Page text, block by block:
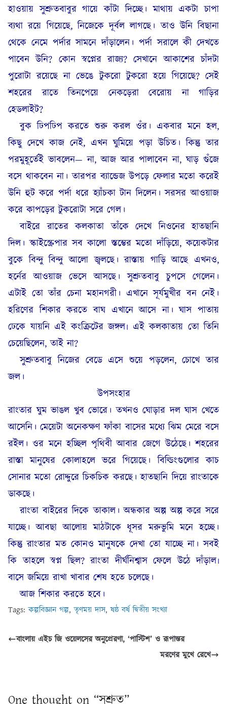
হাওয়ায় সুশ্রুতবাবুর গায়ে কাঁটা দিচ্ছে। মাথায় একটা চাপা
ব্যথা রয়ে গিয়েছে, নিজেকে দূর্বল লাগছে। তাও উনি বিছানা
থেকে নেমে পর্দার সামনে দাঁড়ালেন। পর্দা সরালে কী দেখতে
পাবেন উনি? কোন স্বপ্নের রাজ্য? সেখানে আকাশের চাঁদটা
পুরোটা রয়েছে না ভেঙে টুকরো টুকরো হয়ে গিয়েছে? সেই
শহরের রাতে তিনপেয়ে নেকড়েরা বেরোয় না গাড়ির
হেডলাইট?
বুক ঢিপঢিপ করতে শুরু করল ওঁর। একবার মনে হল,
কিছু দেখে কাজ নেই, এখন ঘুমিয়ে পড়া উচিত। কিন্তু তার
পরমুহূর্তেই ভাবলেন— না, আজ আর পালাবেন না, ঘাড় গুঁজে
বসে থাকবেন না। তারপর ব্যান্ডেজ উপড়ে ফেলার মতো করেই
উনি হুট করে পর্দা ধরে হ্যাঁচকা টান দিলেন। সরসর আওয়াজ
করে কাপড়ের টুকরোটা সরে গেল।
বাইরে রাতের কলকাতা তাঁকে দেখে নিওনের হাতছানি
দিল। স্কাইস্ক্রেপার সব কালো স্তম্ভের মতো দাঁড়িয়ে, কয়েকটার
বুকে বিন্দু বিন্দু আলো জ্বলছে। রাস্তায় গাড়ি আছে এখনও,
হর্নের আওয়াজ ভেসে আসছে। সুশ্রুতবাবু চুপসে গেলেন।
এটাই তো তাঁর চেনা মহানগরী। এখানে সূর্যমুখীর বন নেই।
হরিণের শিকার করতে বাঘ এখানে আসে না। ঘাস পাতায়
ঢেকে যায়নি এই কংক্রিটের জঙ্গল৷ এই কলকাতায় তো তিনি
চেয়েছিলেন, তাই না?
সুশ্রুতবাবু নিজের বেডে এসে শুয়ে পড়লেন, চোখে তার
জল।
উপসংহার
রাংতার ঘুম ভাঙল খুব ভোরে। তখনও ঘোড়ার দল ঘাস খেতে
আসেনি। মেয়েটা অনেকক্ষণ ফাঁকা বাসের মধ্যে ঝিম মেরে বসে
রইল। ওর মনে হচ্ছিল পৃথিবী আবার জেগে উঠেছে। শহরের
রাস্তা মানুষের কোলাহলে ভরে গিয়েছে। বিল্ডিংগুলোর কাচ
সোনার মতো রোদ্দুরে চিকচিক করছে। হাতছানি দিয়ে রাংতাকে
ডাকছে।
রাংতা বাইরের দিকে তাকাল। অন্ধকার অল্প অল্প করে সরে
যাচ্ছে। আবছা আলোয় মাঠটাকে ধূসর মরুভুমি মনে হচ্ছে।
কিন্তু রাংতার মত কোনও মানুষকে দেখা তো যাচ্ছে না। সবই
কি তাহলে স্বপ্ন ছিল? রাংতা দীর্ঘনিশ্বাস ফেলে উঠে দাঁড়াল৷
বাসে জমিয়ে রাখা খাবার শেষ হতে চলেছে।
আজ শিকার করতে হবে।
Tags:কল্পবিজ্ঞান গল্প,তৃণময় দাস,ষষ্ঠ বর্ষ দ্বিতীয় সংখ্যা
বাংলায় এইচ জি ওয়েলসের অনুপ্রেরণা, ‘পাস্টিশ’ ও রূপান্তর
মরণের মুখে রেখে
One thought on “সুশ্রুত”